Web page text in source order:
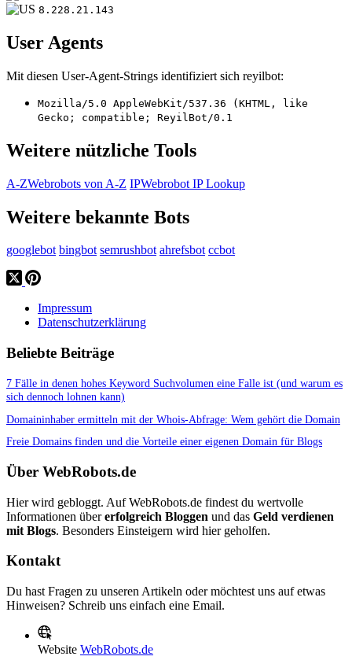
8.228.21.143
User Agents
Mit diesen User-Agent-Strings identifiziert sich reyilbot:
Mozilla/5.0 AppleWebKit/537.36 (KHTML, like
Gecko; compatible; ReyilBot/0.1
Weitere nützliche Tools
A-ZWebrobots von A-Z IPWebrobot IP Lookup
Weitere bekannte Bots
googlebot bingbot semrushbot ahrefsbot ccbot
Impressum
Datenschutzerklärung
Beliebte Beiträge
7 Fälle in denen hohes Keyword Suchvolumen eine Falle ist (und warum es
sich dennoch lohnen kann)
Domaininhaber ermitteln mit der Whois-Abfrage: Wem gehört die Domain
Freie Domains finden und die Vorteile einer eigenen Domain für Blogs
Über WebRobots.de
Hier wird gebloggt. Auf WebRobots.de findest du wertvolle
Informationen übererfolgreich Bloggen und das Geld verdienen
mit Blogs. Besonders Einsteigern wird hier geholfen.
Kontakt
Du hast Fragen zu unseren Artikeln oder möchtest uns auf etwas
Hinweisen? Schreib uns einfach eine Email.
Website WebRobots.de